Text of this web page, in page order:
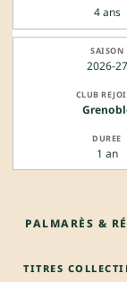
4 ans
2026-27
1 an
PALMARÈS &
TITRES